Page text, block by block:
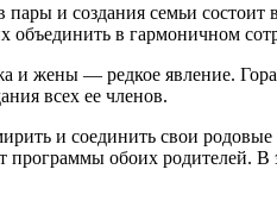
и создания семьи
в гармоничном
жены — редкое явление.
всех ее членов.
и соединить свои
программы обоих